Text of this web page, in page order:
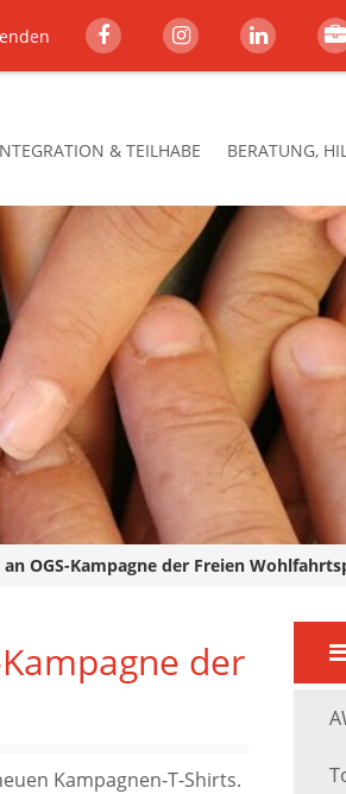
& TEILHABE BERATUNG,
OGS-Kampagne der Freien
der
Kampagnen-T-Shirts.